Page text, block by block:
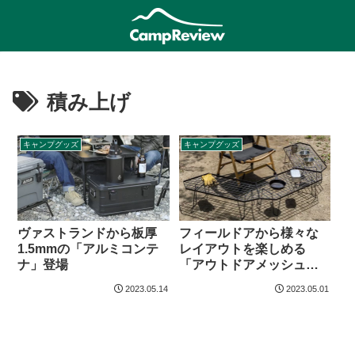
積み上げ
キャンプグッズ
ヴァストランドから板厚
1.5mmの「アルミコンテ
ナ」登場
2023.05.14
キャンプグッズ
フィールドアから様々な
レイアウトを楽しめる
「アウトドアメッシュラ
2023.05.01